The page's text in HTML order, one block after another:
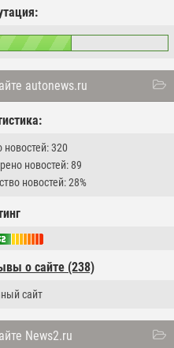
autonews.ru
новостей: 320
новостей: 89
новостей: 28%
о сайте (238)
сайт
News2.ru